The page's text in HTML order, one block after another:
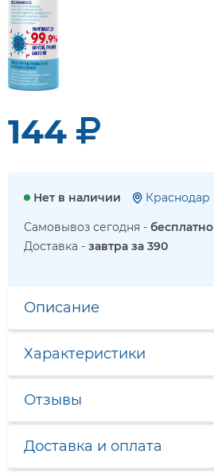
144
Нет в наличии Краснодар
Самовывоз сегодня - бесплатно
Доставка - завтра за 390
Описание
Характеристики
Отзывы
Доставка и оплата